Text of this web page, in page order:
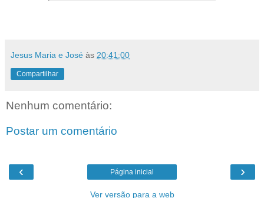
Jesus Maria e José às 20:41:00
Compartilhar
Nenhum comentário:
Postar um comentário
‹ ›
Página inicial
Ver versão para a web